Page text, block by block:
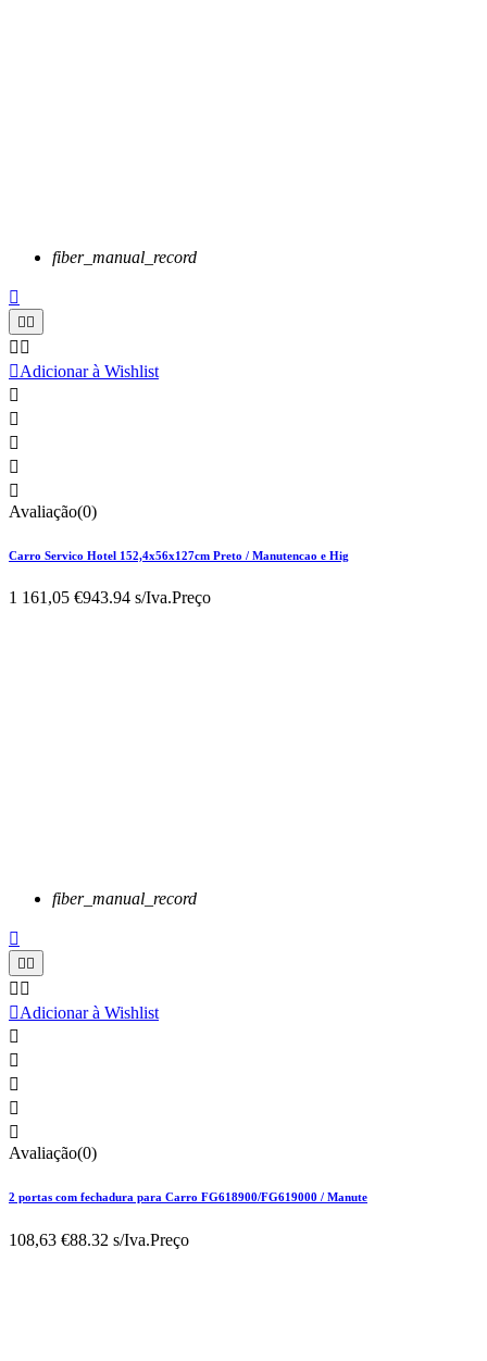
fiber_manual_record


 
Adicionar à Wishlist





Avaliação(0)
Carro Servico Hotel 152,4x56x127cm Preto / Manutencao e Hig
1 161,05 €943.94 s/Iva.Preço
fiber_manual_record

 
 
Adicionar à Wishlist





Avaliação(0)
2 portas com fechadura para Carro FG618900/FG619000 / Manute
108,63 €88.32 s/Iva.Preço